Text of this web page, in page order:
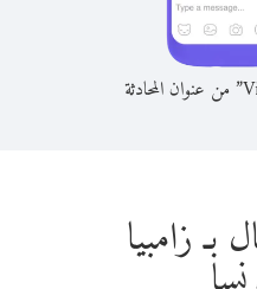
بـ زامبيا